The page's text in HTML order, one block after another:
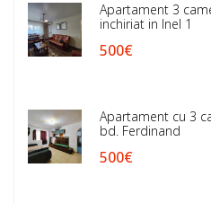
Apartament 3
inchiriat in Inel 1
500€
Apartament cu 3
bd. Ferdinand
500€